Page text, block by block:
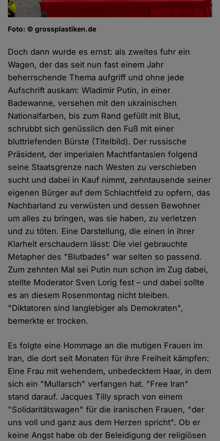
Foto: © grossplastiken.de
Doch dann wurde es ernst: als zweites fuhr ein
Wagen, der das seit nun fast einem Jahr
beherrschende Thema aufgriff und ohne jede
Aufschrift auskam: Wladimir Putin, in einer
Badewanne, versehen mit den ukrainischen
Nationalfarben, bis zum Rand gefüllt mit Blut,
schrubbt sich genüsslich den Fuß mit einer
bluttriefenden Bürste (Titelbild). Der russische
Präsident, der imperialen Machtfantasien folgend
seine Staatsgrenze nach Westen zu verschieben
sucht und dabei in Kauf nimmt, zehntausende seiner
eigenen Bürger auf dem Schlachtfeld zu opfern, das
Nachbarland zu verwüsten und dessen Bewohner
um alles zu bringen, was sie haben, zu verletzen
und zu töten. Eine Darstellung, die einen in ihrer
Klarheit erschaudern lässt: Die viel gebrauchte
Metapher des "Blutbades" war selten so passend.
Zum zehnten Mal sei Putin nun schon im Zug dabei,
stellte Moderator Sven Lorig fest – und dabei sollte
es an diesem Rosenmontag nicht bleiben.
"Diktatoren sind langlebiger als Demokraten",
bemerkte er trocken.
Es folgte eine Hommage an die mutigen Frauen im
Iran, die dort seit Monaten für ihre Freiheit kämpfen:
Eine Frau mit wehendem, unbedecktem Haar, in dem
sich ein "Mullarsch" verfangen hat. "Free Iran"
stand darauf. Jacques Tilly sprach von einem
"Solidaritätswagen" für die iranischen Frauen, "der
uns voll und ganz aus dem Herzen spricht". Ob er
keine Angst habe ob der Beleidigung der religiösen